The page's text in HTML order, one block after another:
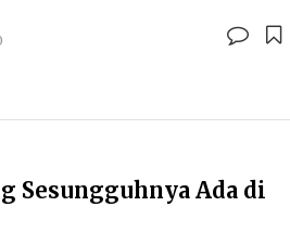
Sesungguhnya Ada di